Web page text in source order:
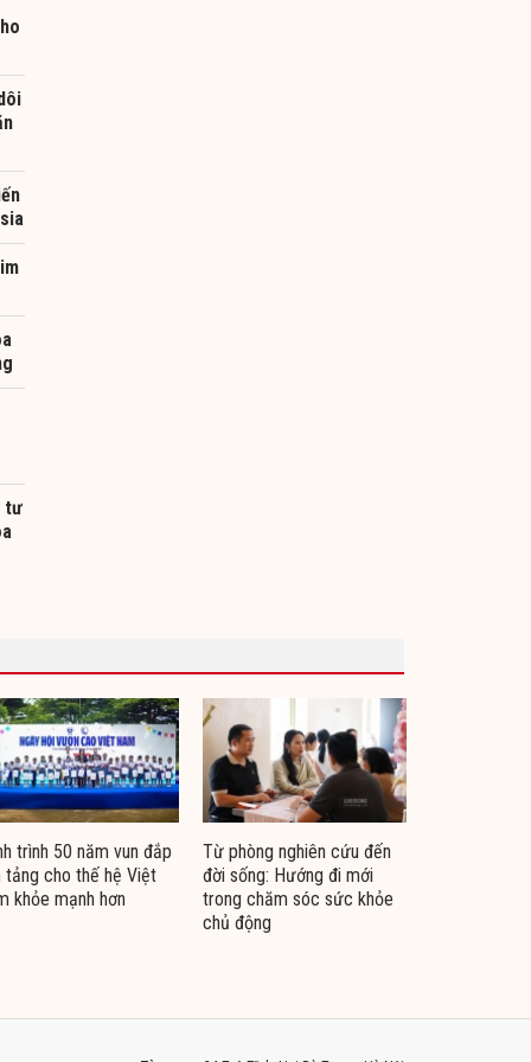
tư
trình 50 năm vun đắp
tảng cho thế hệ Việt
khỏe mạnh hơn
Từ phòng nghiên cứu đến
đời sống: Hướng đi mới
trong chăm sóc sức khỏe
chủ động